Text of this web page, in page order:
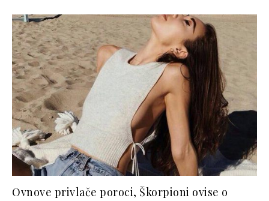
Ovnove privlače poroci, Škorpioni ovise o